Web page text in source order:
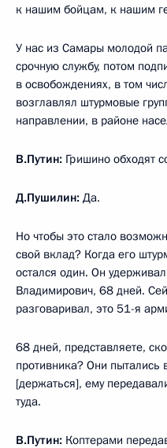
к нашим бойцам, к нашим
У нас из Самары молодой
срочную службу, потом
в освобождениях, в том
возглавлял штурмовые
направлении, в районе
В.Путин: Гришино обходят
Д.Пушилин: Да.
Но чтобы это стало
свой вклад? Когда его
остался один. Он
Владимирович, 68 дней.
разговаривал, это 51-я
68 дней, представляете,
противника? Они пытались
[держаться], ему
туда.
В.Путин: Коптерами